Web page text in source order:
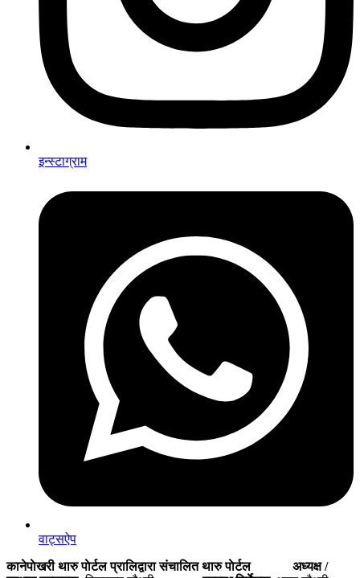
इन्स्टाग्राम
वाट्सऐप
कानेपाेखरी थारु पाेर्टल प्रालिद्वारा संचालित थारु पाेर्टल
अध्यक्ष /